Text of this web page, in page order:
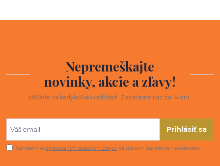
Nepremeškajte
novinky, akcie a zľavy!
Môžete sa kedykoľvek odhlásiť. Zasielame raz za 14 dní.
Prihlásiť sa
Súhlasím sospracovaním osobných údajov za účelom zasielania newslettera.